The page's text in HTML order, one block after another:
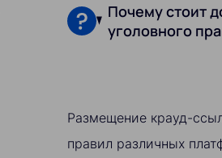
Почему стоит
уголовного
Размещение крауд-
правил различных